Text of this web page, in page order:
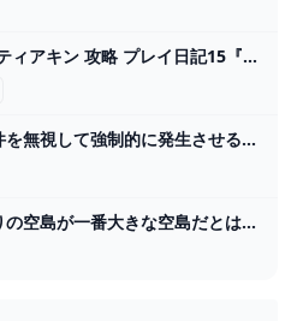
ゼルダの伝説 ティアキン 攻略 プレイ日記15『フリザゲイラ』 - 雨傘ねこ ゲームの館と小説の館
【ティアキン】赤い月の条件を無視して強制的に発生させる方法！魔物＆素材復活させ放題！！【ゼルダの伝説ティアーズオブザキングダム】 - YouTube
【ティアキン】正直、始まりの空島が一番大きな空島だとは思わなかった件【ティアーズオブザキングダム】 ゼルダの伝説ティアーズオブザキングダム(ティアキン)攻略まとめ-コログ速報